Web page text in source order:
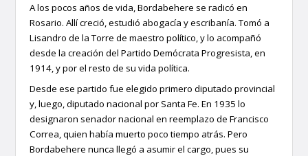
A los pocos años de vida, Bordabehere se radicó en
Rosario. Allí creció, estudió abogacía y escribanía. Tomó a
Lisandro de la Torre de maestro político, y lo acompañó
desde la creación del Partido Demócrata Progresista, en
1914, y por el resto de su vida política.
Desde ese partido fue elegido primero diputado provincial
y, luego, diputado nacional por Santa Fe. En 1935 lo
designaron senador nacional en reemplazo de Francisco
Correa, quien había muerto poco tiempo atrás. Pero
Bordabehere nunca llegó a asumir el cargo, pues su